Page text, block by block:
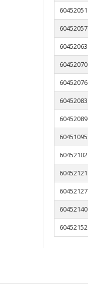
60452051
60452057
60452063
60452070
60452076
60452083
60452089
60451095
60452102
60452121
60452127
60452140
60452152